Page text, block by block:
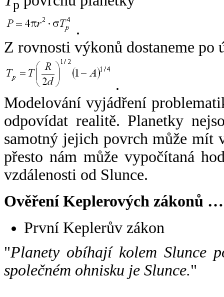
p
.
Z rovnosti výkonů dostaneme po
.
Modelování vyjádření
odpovídat realitě. Planetky
samotný jejich povrch může mít
přesto nám může vypočítaná
vzdálenosti od Slunce.
Ověření Keplerových zákonů …
První Keplerův zákon
"Planety obíhají kolem Slunce
společném ohnisku je Slunce."